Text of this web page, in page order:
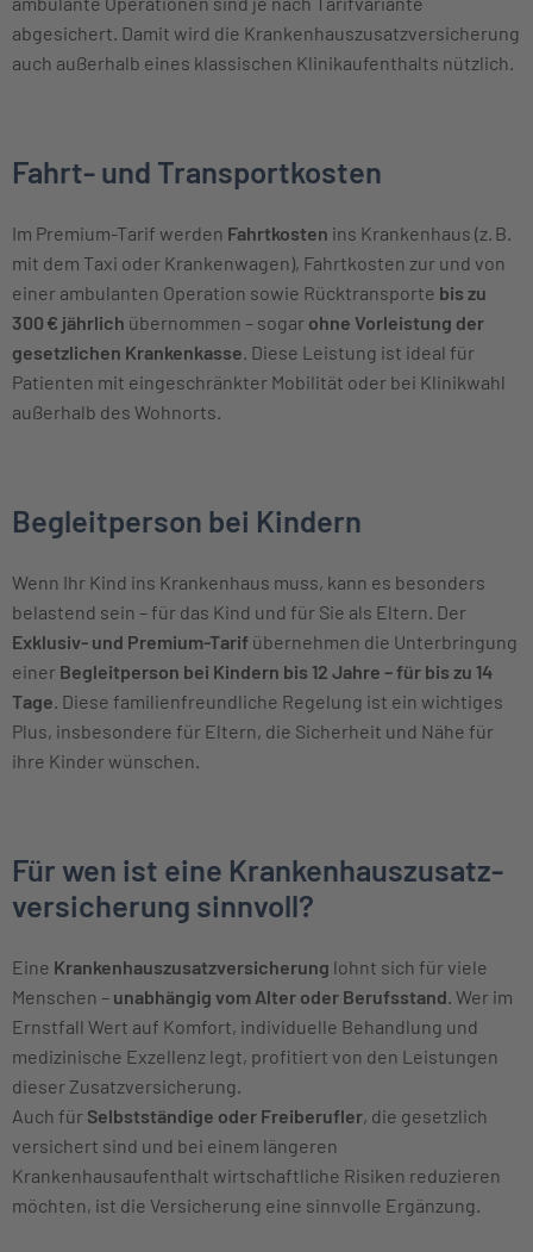
abgesichert. Damit wird die Krankenhauszusatzversicherung
auch außerhalb eines klassischen Klinikaufenthalts nützlich.
Fahrt- und Transportkosten
Im Premium-Tarif werden Fahrtkosten ins Krankenhaus (z. B.
mit dem Taxi oder Krankenwagen), Fahrtkosten zur und von
einer ambulanten Operation sowie Rücktransporte bis zu
300 € jährlich übernommen – sogar ohne Vorleistung der
gesetzlichen Krankenkasse . Diese Leistung ist ideal für
Patienten mit eingeschränkter Mobilität oder bei Klinikwahl
außerhalb des Wohnorts.
Begleitperson bei Kindern
Wenn Ihr Kind ins Krankenhaus muss, kann es besonders
belastend sein – für das Kind und für Sie als Eltern. Der
Exklusiv- und Premium-Tarif übernehmen die Unterbringung
einer Begleitperson bei Kindern bis 12 Jahre – für bis zu 14
Tage . Diese familienfreundliche Regelung ist ein wichtiges
Plus, insbesondere für Eltern, die Sicherheit und Nähe für
ihre Kinder wünschen.
Für wen ist eine Kranken­hauszusatz­
versicherung sinnvoll?
Eine Krankenhauszusatzversicherung lohnt sich für viele
Menschen – unabhängig vom Alter oder Berufsstand . Wer im
Ernstfall Wert auf Komfort, individuelle Behandlung und
medizinische Exzellenz legt, profitiert von den Leistungen
dieser Zusatzversicherung.
Auch für Selbstständige oder Freiberufler, die gesetzlich
versichert sind und bei einem längeren
Krankenhausaufenthalt wirtschaftliche Risiken reduzieren
möchten, ist die Versicherung eine sinnvolle Ergänzung.